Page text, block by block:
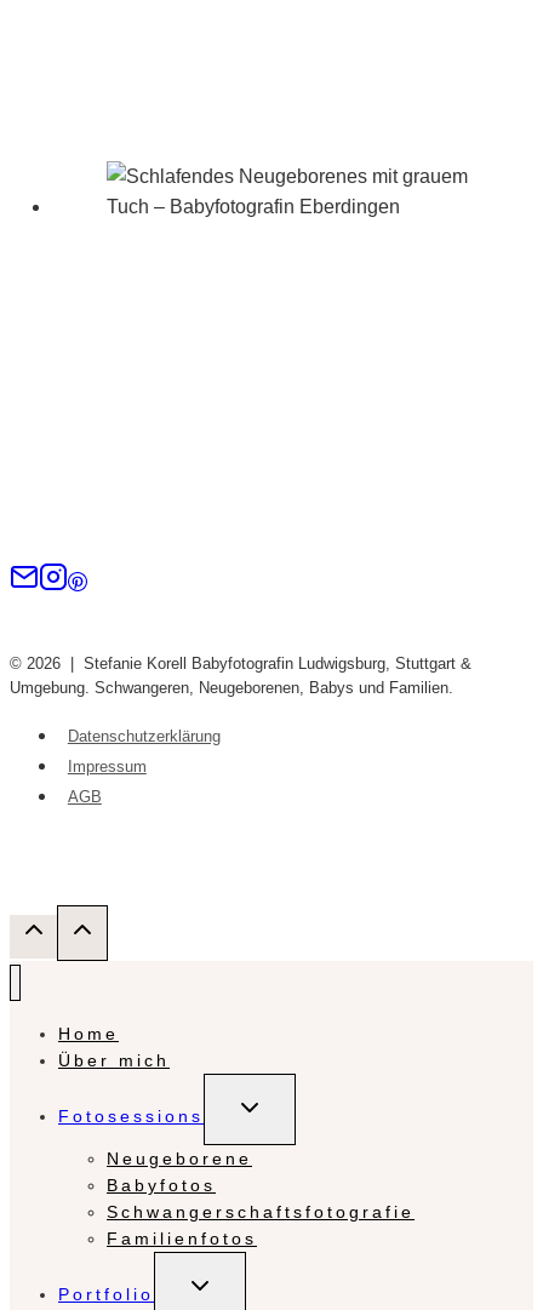
© 2026 | Stefanie Korell Babyfotografin Ludwigsburg, Stuttgart &
Umgebung. Schwangeren, Neugeborenen, Babys und Familien.
Datenschutzerklärung
Impressum
AGB
Home
Über mich
Fotosessions
Untermenü
Neugeborene
Babyfotos
Schwangerschaftsfotografie
Familienfotos
Portfolio
Untermenü